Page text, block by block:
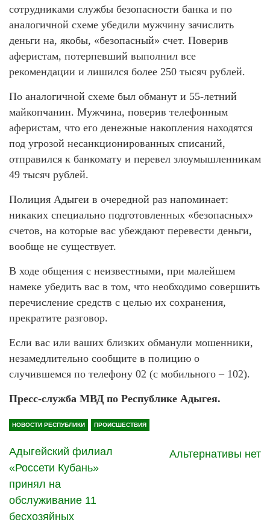
сотрудниками службы безопасности банка и по
аналогичной схеме убедили мужчину зачислить
деньги на, якобы, «безопасный» счет. Поверив
аферистам, потерпевший выполнил все
рекомендации и лишился более 250 тысяч рублей.
По аналогичной схеме был обманут и 55-летний
майкопчанин. Мужчина, поверив телефонным
аферистам, что его денежные накопления находятся
под угрозой несанкционированных списаний,
отправился к банкомату и перевел злоумышленникам
49 тысяч рублей.
Полиция Адыгеи в очередной раз напоминает:
никаких специально подготовленных «безопасных»
счетов, на которые вас убеждают перевести деньги,
вообще не существует.
В ходе общения с неизвестными, при малейшем
намеке убедить вас в том, что необходимо совершить
перечисление средств с целью их сохранения,
прекратите разговор.
Если вас или ваших близких обманули мошенники,
незамедлительно сообщите в полицию о
случившемся по телефону 02 (с мобильного – 102).
Пресс-служба МВД по Республике Адыгея.
НОВОСТИ РЕСПУБЛИКИ ПРОИСШЕСТВИЯ
Адыгейский филиал
«Россети Кубань»
принял на
обслуживание 11
бесхозяйных
Альтернативы нет